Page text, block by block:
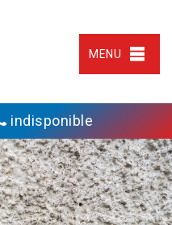
MENU
indisponible